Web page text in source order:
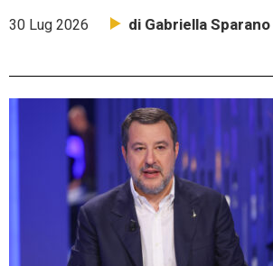
30 Lug 2026 di Gabriella Sparano